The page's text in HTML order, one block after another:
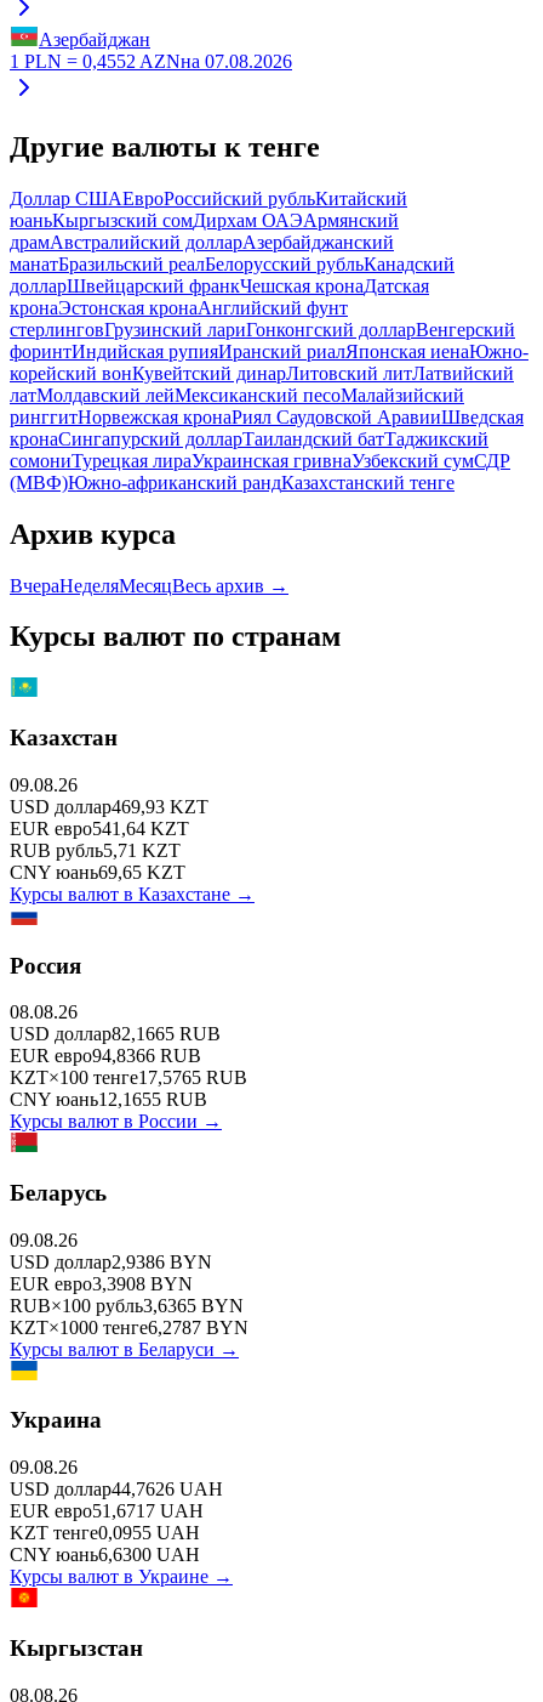
Азербайджан
1 PLN = 0,4552 AZNна 07.08.2026
Другие валюты к тенге
Доллар СШАЕвроРоссийский рубльКитайский
юаньКыргызский сомДирхам ОАЭАрмянский
драмАвстралийский долларАзербайджанский
манатБразильский реалБелорусский рубльКанадский
долларШвейцарский франкЧешская кронаДатская
кронаЭстонская кронаАнглийский фунт
стерлинговГрузинский лариГонконгский долларВенгерский
форинтИндийская рупияИранский риалЯпонская иенаЮжно-
корейский вонКувейтский динарЛитовский литЛатвийский
латМолдавский лейМексиканский песоМалайзийский
ринггитНорвежская кронаРиял Саудовской АравииШведская
кронаСингапурский долларТаиландский батТаджикский
сомониТурецкая лираУкраинская гривнаУзбекский сумСДР
(МВФ)Южно-африканский рандКазахстанский тенге
Архив курса
ВчераНеделяМесяцВесь архив →
Курсы валют по странам
Казахстан
09.08.26
USD доллар469,93 KZT
EUR евро541,64 KZT
RUB рубль5,71 KZT
CNY юань69,65 KZT
Курсы валют в Казахстане →
Россия
08.08.26
USD доллар82,1665 RUB
EUR евро94,8366 RUB
KZT×100 тенге17,5765 RUB
CNY юань12,1655 RUB
Курсы валют в России →
Беларусь
09.08.26
USD доллар2,9386 BYN
EUR евро3,3908 BYN
RUB×100 рубль3,6365 BYN
KZT×1000 тенге6,2787 BYN
Курсы валют в Беларуси →
Украина
09.08.26
USD доллар44,7626 UAH
EUR евро51,6717 UAH
KZT тенге0,0955 UAH
CNY юань6,6300 UAH
Курсы валют в Украине →
Кыргызстан
08.08.26